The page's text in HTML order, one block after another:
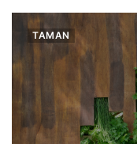
TAMAN